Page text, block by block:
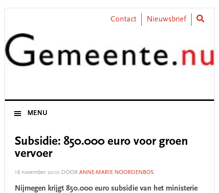
Skip
primary
navigation
Skip
content
Skip
primary
sidebar
Skip
footer
Contact Nieuwsbrief
MENU
Subsidie: 850.000 euro voor groen
vervoer
18 november 2010 DOOR ANNE-MARIE NOORDENBOS
Nijmegen krijgt 850.000 euro subsidie van het ministerie